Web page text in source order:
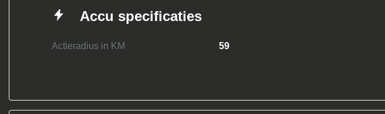
Accu specificaties
Actieradius in KM 59